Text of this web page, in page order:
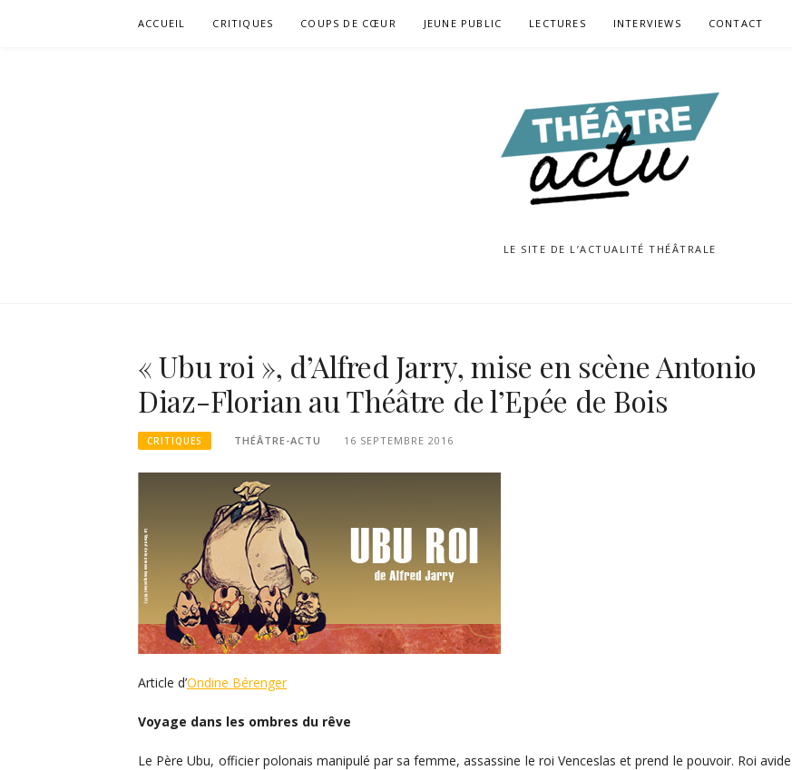
ACCUEIL CRITIQUES COUPS DE CŒUR JEUNE PUBLIC LECTURES INTERVIEWS CONTACT
LE SITE DE L’ACTUALITÉ THÉÂTRALE
« Ubu roi », d’Alfred Jarry, mise en scène Antonio
Diaz-Florian au Théâtre de l’Epée de Bois
CRITIQUES THÉÂTRE-ACTU 16 SEPTEMBRE 2016
Article d’Ondine Bérenger
Voyage dans les ombres du rêve
Le Père Ubu, officier polonais manipulé par sa femme, assassine le roi Venceslas et prend le pouvoir. Roi avide